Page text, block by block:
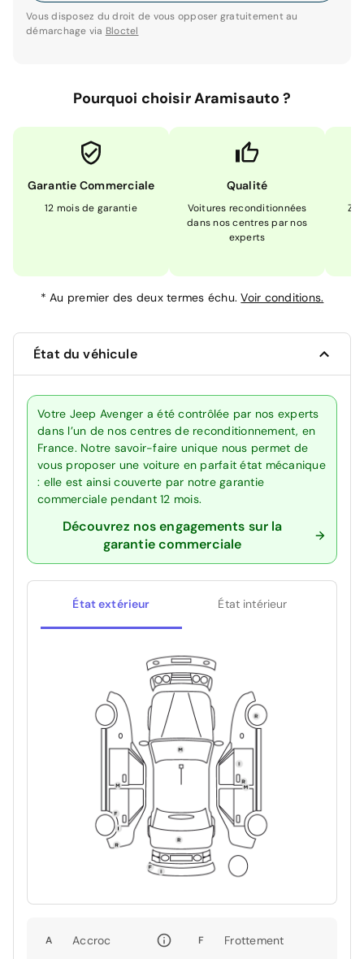
Vous disposez du droit de vous opposer gratuitement au
démarchage via Bloctel
Pourquoi choisir Aramisauto ?
Garantie Commerciale
12 mois de garantie
Qualité
Voitures reconditionnées
dans nos centres par nos
experts
*Au premier des deux termes échu.Voir conditions.
État du véhicule
Votre Jeep Avenger a été contrôlée par nos experts
dans l’un de nos centres de reconditionnement, en
France. Notre savoir-faire unique nous permet de
vous proposer une voiture en parfait état mécanique
: elle est ainsi couverte par notre garantie
commerciale pendant 12 mois.
Découvrez nos engagements sur la
garantie commerciale
État extérieur État intérieur
A Accroc F Frottement